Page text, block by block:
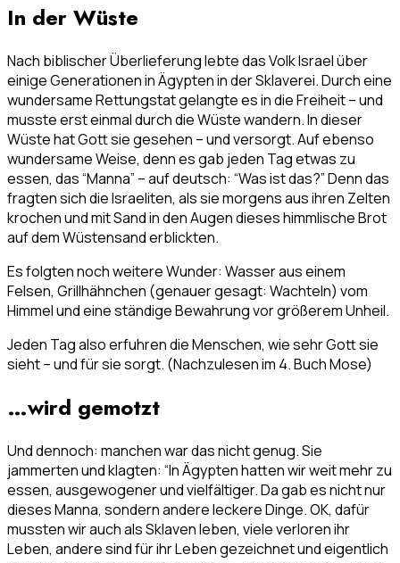
In der Wüste
Nach biblischer Überlieferung lebte das Volk Israel über
einige Generationen in Ägypten in der Sklaverei. Durch eine
wundersame Rettungstat gelangte es in die Freiheit – und
musste erst einmal durch die Wüste wandern. In dieser
Wüste hat Gott sie gesehen – und versorgt. Auf ebenso
wundersame Weise, denn es gab jeden Tag etwas zu
essen, das “Manna” – auf deutsch: “Was ist das?” Denn das
fragten sich die Israeliten, als sie morgens aus ihren Zelten
krochen und mit Sand in den Augen dieses himmlische Brot
auf dem Wüstensand erblickten.
Es folgten noch weitere Wunder: Wasser aus einem
Felsen, Grillhähnchen (genauer gesagt: Wachteln) vom
Himmel und eine ständige Bewahrung vor größerem Unheil.
Jeden Tag also erfuhren die Menschen, wie sehr Gott sie
sieht – und für sie sorgt. (Nachzulesen im 4. Buch Mose)
…wird gemotzt
Und dennoch: manchen war das nicht genug. Sie
jammerten und klagten: “In Ägypten hatten wir weit mehr zu
essen, ausgewogener und vielfältiger. Da gab es nicht nur
dieses Manna, sondern andere leckere Dinge. OK, dafür
mussten wir auch als Sklaven leben, viele verloren ihr
Leben, andere sind für ihr Leben gezeichnet und eigentlich